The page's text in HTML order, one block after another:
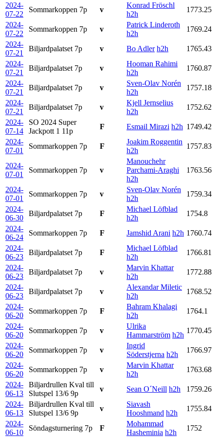
2024-
07-22
Sommarkoppen 7p v
Konrad Fröschl
h2h
1773.25
2024-
07-22
Sommarkoppen 7p v
Patrick Linderoth
h2h
1769.24
2024-
07-21
Biljardpalatset 7p v Bo Adler h2h
1765.43
2024-
07-21
Biljardpalatset 7p v
Hooman Rahimi
h2h
1760.87
2024-
07-21
Biljardpalatset 7p v
Sven-Olav Norén
h2h
1757.18
2024-
07-21
Biljardpalatset 7p v
Kjell Jernselius
h2h
1752.62
2024-
07-14
SO 2024 Super
Jackpott 1 11p
F Esmail Mirazi h2h 1749.42
2024-
07-01
Sommarkoppen 7p F
Joakim Roggentin
h2h
1757.83
2024-
07-01
Sommarkoppen 7p v
Manouchehr
Parchami-Araghi
h2h
1763.56
2024-
07-01
Sommarkoppen 7p v
Sven-Olav Norén
h2h
1759.34
2024-
06-30
Biljardpalatset 7p F
Michael Löfblad
h2h
1754.8
2024-
06-24
Sommarkoppen 7p F Jamshid Arani h2h 1760.74
2024-
06-23
Biljardpalatset 7p F
Michael Löfblad
h2h
1766.81
2024-
06-23
Biljardpalatset 7p v
Marvin Khattar
h2h
1772.88
2024-
06-23
Biljardpalatset 7p v
Alexandar Miletic
h2h
1768.52
2024-
06-20
Sommarkoppen 7p F
Bahram Khalagi
h2h
1764.1
2024-
06-20
Sommarkoppen 7p v
Ulrika
Hammarström h2h
1770.45
2024-
06-20
Sommarkoppen 7p v
Ingrid
Söderstjerna h2h
1766.97
2024-
06-20
Sommarkoppen 7p v
Marvin Khattar
h2h
1763.68
2024-
06-13
Biljardrullen Kval till
Slutspel 13/6 9p
v Sean O´Neill h2h
1759.26
2024-
06-13
Biljardrullen Kval till
Slutspel 13/6 9p
v
Siavash
Hooshmand h2h
1755.84
2024-
06-10
Söndagsturnering 7p F
Mohammad
Hasheminia h2h
1752